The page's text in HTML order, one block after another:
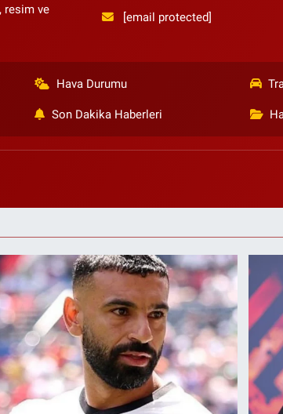
resim ve
[email protected]
Hava Durumu
Son Dakika Haberleri